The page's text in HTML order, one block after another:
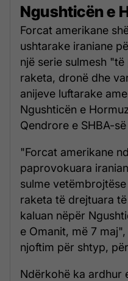
Ngushticën e
Forcat amerikane
ushtarake iraniane
një serie sulmesh
raketa, dronë dhe
anijeve luftarake
Ngushticën e
Qendrore e SHBA-
"Forcat amerikane
paprovokuara
sulme
raketa të drejtuara
kaluan nëpër
e Omanit, më 7
njoftim për shtyp,
Ndërkohë ka ardhur